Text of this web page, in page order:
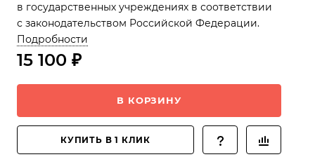
в государственных учреждениях в соответствии
с законодательством Российской Федерации.
Подробности
15 100 ₽
В КОРЗИНУ
КУПИТЬ В 1 КЛИК